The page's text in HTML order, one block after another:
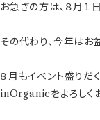
お急ぎの方は、８月１
その代わり、今年はお
８月もイベント盛りだ
inOrganicをよろしくお